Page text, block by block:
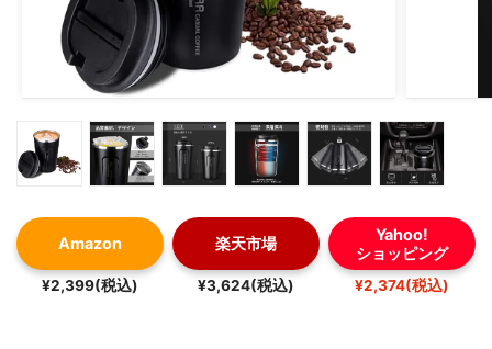
Amazon
¥2,399(税込)
楽天市場
¥3,624(税込)
Yahoo!
ショッピング
¥2,374(税込)